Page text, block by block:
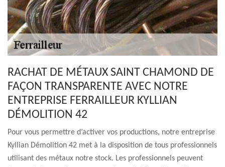
RACHAT DE MÉTAUX SAINT CHAMOND DE
FAÇON TRANSPARENTE AVEC NOTRE
ENTREPRISE FERRAILLEUR KYLLIAN
DÉMOLITION 42
Pour vous permettre d’activer vos productions, notre entreprise
Kyllian Démolition 42 met à la disposition de tous professionnels
utilisant des métaux notre stock. Les professionnels peuvent